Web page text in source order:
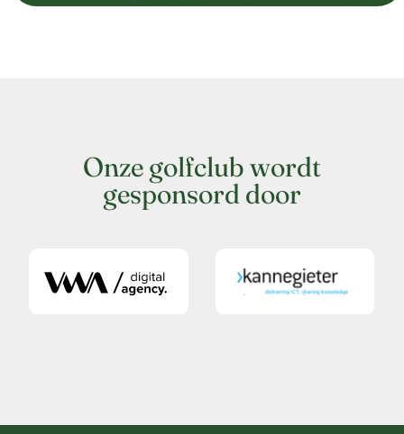
Onze golfclub wordt
gesponsord door